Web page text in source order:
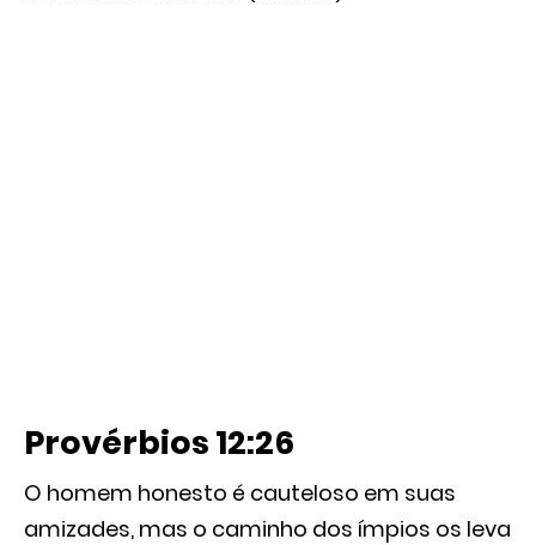
Provérbios 12:26
O homem honesto é cauteloso em suas
amizades, mas o caminho dos ímpios os leva